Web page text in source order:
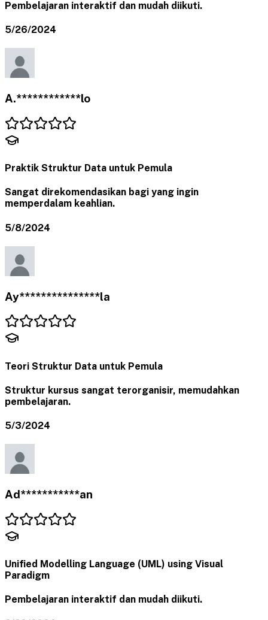
Pembelajaran interaktif dan mudah diikuti.
5/26/2024
A.************lo
Praktik Struktur Data untuk Pemula
Sangat direkomendasikan bagi yang ingin
memperdalam keahlian.
5/8/2024
Ay***************la
Teori Struktur Data untuk Pemula
Struktur kursus sangat terorganisir, memudahkan
pembelajaran.
5/3/2024
Ad***********an
Unified Modelling Language (UML) using Visual
Paradigm
Pembelajaran interaktif dan mudah diikuti.